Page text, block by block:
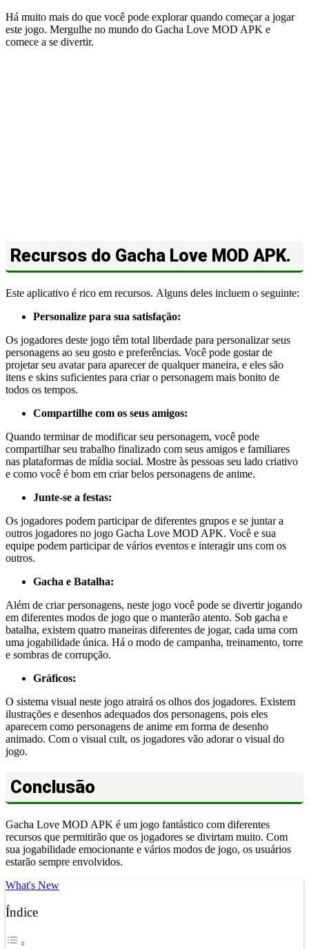
Há muito mais do que você pode explorar quando começar a jogar
este jogo. Mergulhe no mundo do Gacha Love MOD APK e
comece a se divertir.
Recursos do Gacha Love MOD APK.
Este aplicativo é rico em recursos. Alguns deles incluem o seguinte:
Personalize para sua satisfação:
Os jogadores deste jogo têm total liberdade para personalizar seus
personagens ao seu gosto e preferências. Você pode gostar de
projetar seu avatar para aparecer de qualquer maneira, e eles são
itens e skins suficientes para criar o personagem mais bonito de
todos os tempos.
Compartilhe com os seus amigos:
Quando terminar de modificar seu personagem, você pode
compartilhar seu trabalho finalizado com seus amigos e familiares
nas plataformas de mídia social. Mostre às pessoas seu lado criativo
e como você é bom em criar belos personagens de anime.
Junte-se a festas:
Os jogadores podem participar de diferentes grupos e se juntar a
outros jogadores no jogo Gacha Love MOD APK. Você e sua
equipe podem participar de vários eventos e interagir uns com os
outros.
Gacha e Batalha:
Além de criar personagens, neste jogo você pode se divertir jogando
em diferentes modos de jogo que o manterão atento. Sob gacha e
batalha, existem quatro maneiras diferentes de jogar, cada uma com
uma jogabilidade única. Há o modo de campanha, treinamento, torre
e sombras de corrupção.
Gráficos:
O sistema visual neste jogo atrairá os olhos dos jogadores. Existem
ilustrações e desenhos adequados dos personagens, pois eles
aparecem como personagens de anime em forma de desenho
animado. Com o visual cult, os jogadores vão adorar o visual do
jogo.
Conclusão
Gacha Love MOD APK é um jogo fantástico com diferentes
recursos que permitirão que os jogadores se divirtam muito. Com
sua jogabilidade emocionante e vários modos de jogo, os usuários
estarão sempre envolvidos.
What's New
Índice